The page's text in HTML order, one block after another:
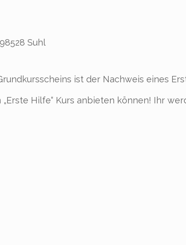
Suhl
ist der Nachweis eines
Hilfe“ Kurs anbieten können! Ihr